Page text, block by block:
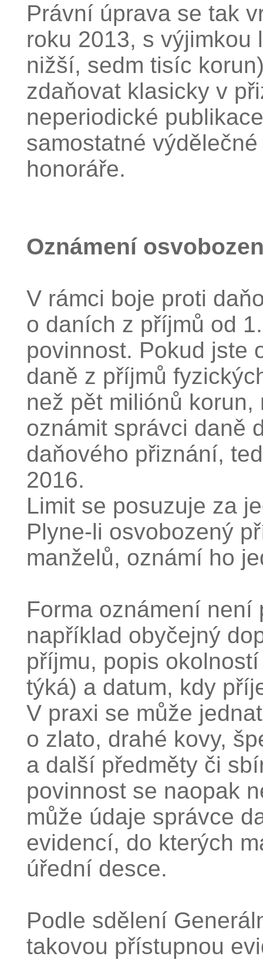
Právní úprava se tak
roku 2013, s výjimkou
nižší, sedm tisíc
zdaňovat klasicky v
neperiodické
samostatné
honoráře.
Oznámení
V rámci boje proti
o daních z příjmů od
povinnost. Pokud jste
daně z příjmů
než pět miliónů
oznámit správci daně
daňového přiznání,
2016.
Limit se posuzuje za
Plyne-li osvobozený
manželů, oznámí ho
Forma oznámení
například obyčejný
příjmu, popis
týká) a datum, kdy
V praxi se může
o zlato, drahé kovy,
a další předměty či
povinnost se naopak
může údaje správce
evidencí, do kterých
úřední desce.
Podle sdělení
takovou přístupnou